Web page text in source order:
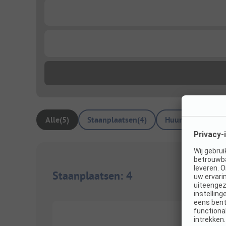
Alle(5) Staanplaatsen(4)
Staanplaatsen: 4